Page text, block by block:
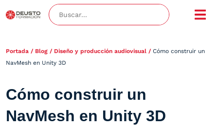
Portada / Blog / Diseño y producción audiovisual / Cómo construir un
NavMesh en Unity 3D
Cómo construir un
NavMesh en Unity 3D